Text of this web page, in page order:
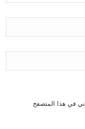
في هذا المتصفح